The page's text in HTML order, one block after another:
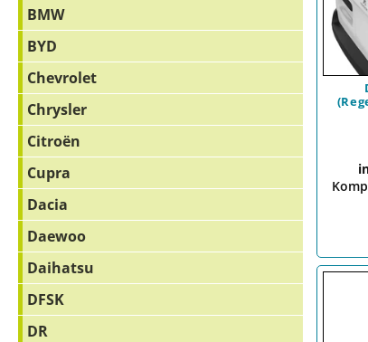
BMW
BYD
Chevrolet
Chrysler
Citroën
Cupra
Dacia
Daewoo
Daihatsu
DFSK
DR